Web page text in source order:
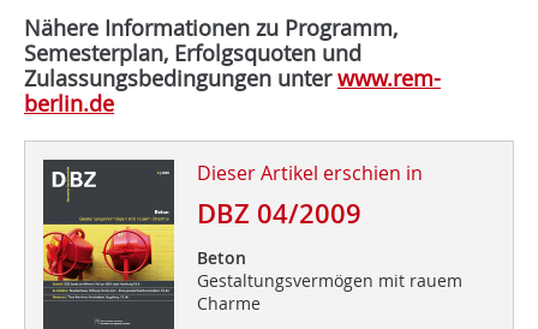
Nähere Informationen zu Programm,
Semesterplan, Erfolgsquoten und
Zulassungsbedingungen unterwww.rem-
berlin.de
Dieser Artikel erschien in
DBZ 04/2009
Beton
Gestaltungsvermögen mit rauem
Charme